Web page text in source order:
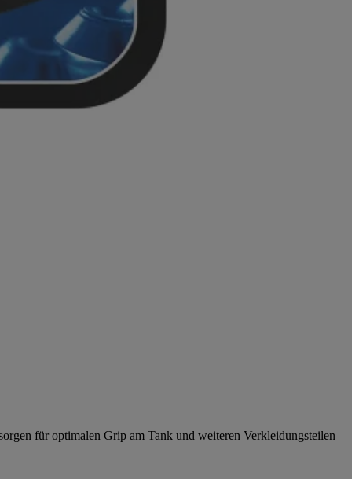
für optimalen Grip am Tank und weiteren Verkleidungsteilen